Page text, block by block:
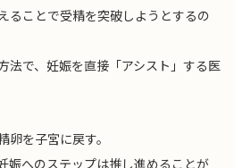
ることで受精を突破しようとするの
法で、妊娠を直接「アシスト」する医
を子宮に戻す。
娠へのステップは推し進めることが